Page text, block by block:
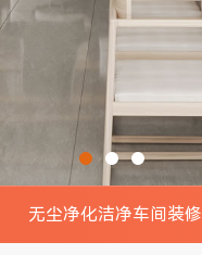
无尘净化洁净车间装修